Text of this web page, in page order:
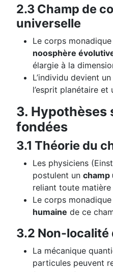
2.3 Champ de
universelle
Le corps
noosphère
élargie à la
L’individu devient un
l’esprit planétaire et
3.
fondées
3.1 Théorie du
Les physiciens
postulent un champ
reliant toute
Le corps monadique
humaine de ce
3.2 Non-
La mécanique
particules peuvent